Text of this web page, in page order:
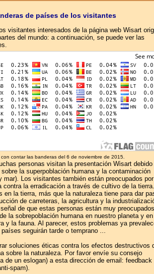
de países de los visitantes
visitantes interesados ​​de la página web Wisart
del mundo: a continuación, se puede ver las
contar las banderas del 6 de noviembre de 2015.
personas visitan la presentación Wisart
la superpoblación humana y la contaminación
mar). Los visitantes también están preocupados
contra la erradicación a través de cultivo de la tierra.
en la tierra, más que la naturaleza tiene para dar
de carreteras, la agricultura y la
de que estas personas están muy
la sobrepoblación humana en nuestro planeta y
y la fauna. Al parecer, estos problemas ya
seguirán tarde o temprano ...
soluciones éticas contra los efectos destructivos
sobre la naturaleza. Por favor envíe su consejo
de un eslogan) a esta dirección de email: feedback
spam).